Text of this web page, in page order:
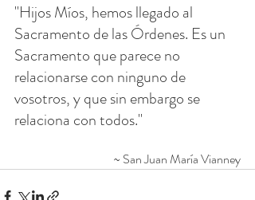
"Hijos Míos, hemos llegado al
Sacramento de las Órdenes. Es un
Sacramento que parece no
relacionarse con ninguno de
vosotros, y que sin embargo se
relaciona con todos."
~ San Juan María Vianney